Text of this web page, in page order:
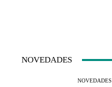
NOVEDADES
NOVEDADES